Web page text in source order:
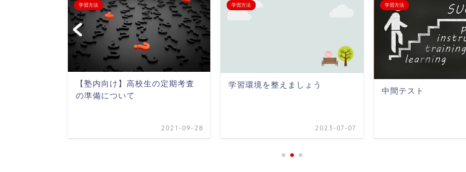
学習方法
【塾内向け】高校生の定期考査
の準備について
2021-09-28
学習方法
学習環境を整えましょう
2023-07-07
学習方法
中間テスト